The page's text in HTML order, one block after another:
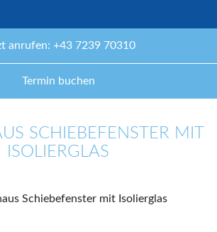
anrufen: +43 7239 70310
Termin buchen
SCHIEBEFENSTER MIT
ISOLIERGLAS